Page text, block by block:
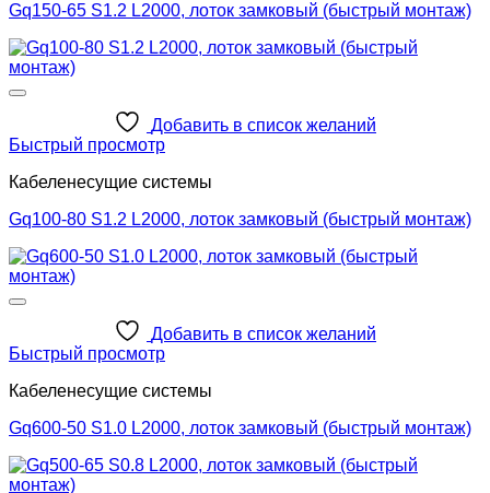
Gq150-65 S1.2 L2000, лоток замковый (быстрый монтаж)
Добавить в список желаний
Быстрый просмотр
Кабеленесущие системы
Gq100-80 S1.2 L2000, лоток замковый (быстрый монтаж)
Добавить в список желаний
Быстрый просмотр
Кабеленесущие системы
Gq600-50 S1.0 L2000, лоток замковый (быстрый монтаж)